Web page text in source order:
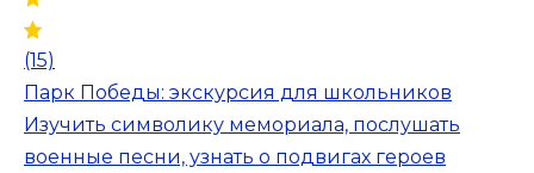
(15)
Парк Победы: экскурсия для школьников
Изучить символику мемориала, послушать
военные песни, узнать о подвигах героев